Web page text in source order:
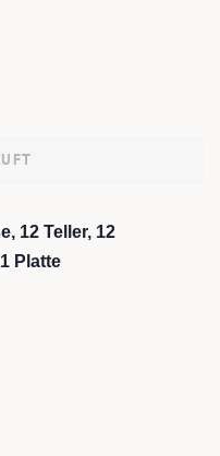
12 Teller, 12
Platte